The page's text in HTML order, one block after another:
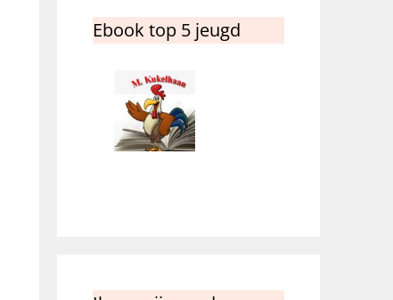
Ebook top 5 jeugd